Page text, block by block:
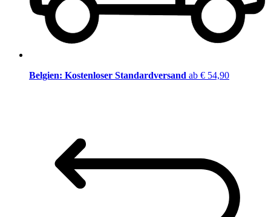
Belgien: Kostenloser Standardversand ab € 54,90